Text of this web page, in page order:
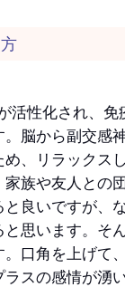
活性化され、免
。脳から副交感
、リラックス
家族や友人との
と良いですが、
と思います。そ
口角を上げて
スの感情が湧